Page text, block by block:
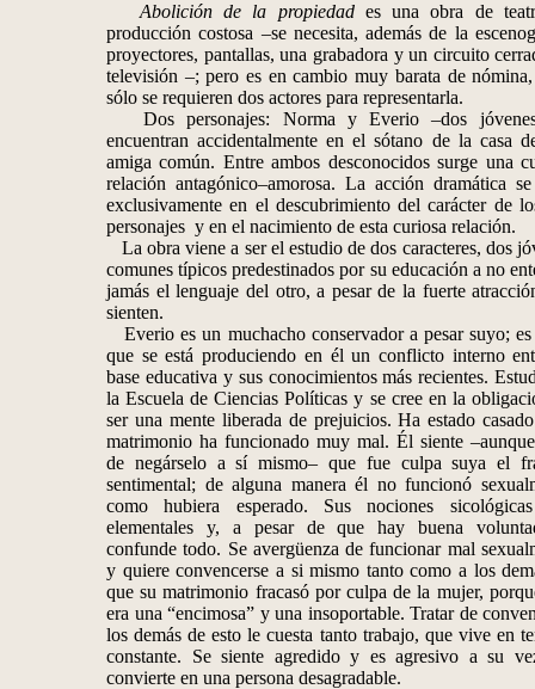
Abolición de la propiedades una obra de
producción costosa –se necesita, además de la
proyectores, pantallas, una grabadora y un circuito
televisión –; pero es en cambio muy barata de
sólo se requieren dos actores para representarla.
Dos personajes: Norma y Everio –dos
encuentran accidentalmente en el sótano de la casa
amiga común. Entre ambos desconocidos surge una
relación antagónico–amorosa. La acción dramática se
exclusivamente en el descubrimiento del carácter de
personajes y en el nacimiento de esta curiosa relación.
La obra viene a ser el estudio de dos caracteres, dos
comunes típicos predestinados por su educación a no
jamás el lenguaje del otro, a pesar de la fuerte
sienten.
Everio es un muchacho conservador a pesar suyo;
que se está produciendo en él un conflicto interno
base educativa y sus conocimientos más recientes.
la Escuela de Ciencias Políticas y se cree en la
ser una mente liberada de prejuicios. Ha estado
matrimonio ha funcionado muy mal. Él siente
de negárselo a sí mismo– que fue culpa suya el
sentimental; de alguna manera él no funcionó
como hubiera esperado. Sus nociones
elementales y, a pesar de que hay buena
confunde todo. Se avergüenza de funcionar mal
y quiere convencerse a si mismo tanto como a los
que su matrimonio fracasó por culpa de la mujer,
era una “encimosa” y una insoportable. Tratar de
los demás de esto le cuesta tanto trabajo, que vive en
constante. Se siente agredido y es agresivo a su
convierte en una persona desagradable.